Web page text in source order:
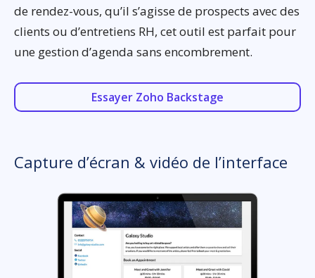
de rendez-vous, qu’il s’agisse de prospects avec des
clients ou d’entretiens RH, cet outil est parfait pour
une gestion d’agenda sans encombrement.
Essayer Zoho Backstage
Capture d’écran & vidéo de l’interface